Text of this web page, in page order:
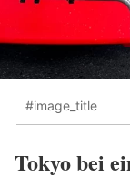
#image_title
Tokyo bei